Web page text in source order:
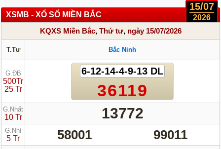
XSMB - XỔ SỐ MIỀN BẮC
15/07
2026
KQXS Miền Bắc, Thứ tư, ngày 15/07/2026
T.Tư Bắc Ninh
G.ĐB
500Tr
25 Tr
6-12-14-4-9-13 DL
36119
G.Nhất
10 Tr 13772
G.Nhì
5 Tr 58001 99011